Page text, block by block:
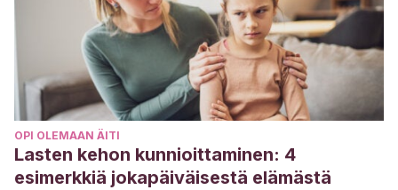
OPI OLEMAAN ÄITI
Lasten kehon kunnioittaminen: 4
esimerkkiä jokapäiväisestä elämästä